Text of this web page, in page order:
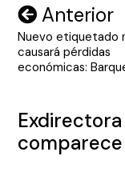
Navegación
de
entradas
Anterior
Nuevo etiquetado
causará pérdidas
económicas: